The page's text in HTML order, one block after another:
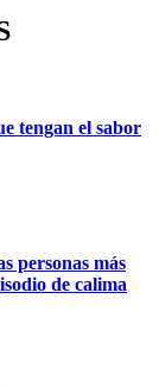
tengan el sabor
personas más
de calima